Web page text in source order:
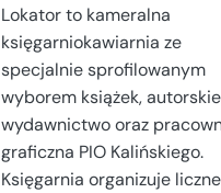
Lokator to kameralna
księgarniokawiarnia ze
specjalnie sprofilowanym
wyborem książek, autorskie
wydawnictwo oraz
graficzna PIO Kalińskiego.
Księgarnia organizuje liczne